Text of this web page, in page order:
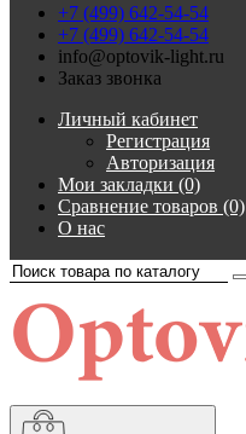
+7 (499) 642-54-54
+7 (499) 642-54-54
info@optovik-light.ru
Заказ звонка
Личный кабинет
Регистрация
Авторизация
Мои закладки (0)
Сравнение товаров (0)
О нас